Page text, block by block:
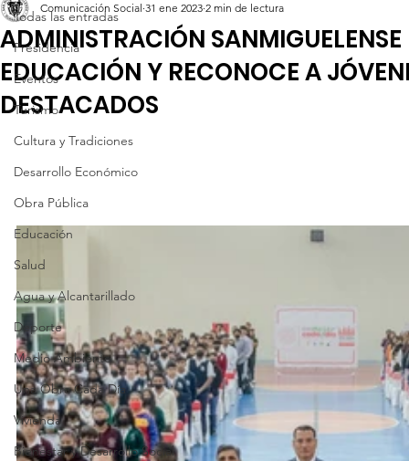
Todas las entradas
Presidencia
Eventos
Turismo
Cultura y Tradiciones
Desarrollo Económico
Obra Pública
Educación
Salud
Agua y Alcantarillado
Deporte
Medio Ambiente
Una Obra Cada Día
Vivienda
Bienestar y Desarrollo Social
ADMINISTRACIÓN SANMIGUELENSE
EDUCACIÓN Y RECONOCE A
DESTACADOS
Comunicación Social 31 ene 2023 2 min de lectura